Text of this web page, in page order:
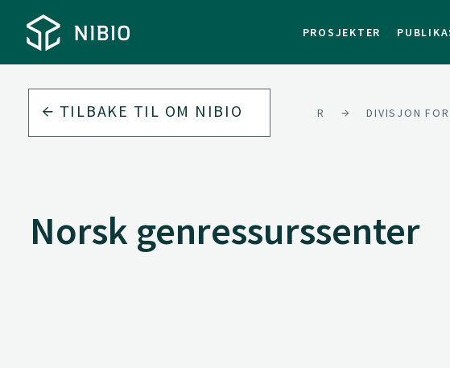
PROSJEKTER
TILBAKE TIL OM NIBIO
VÅRE FAGDIVISJONER DIVISJON
Norsk genressurssenter